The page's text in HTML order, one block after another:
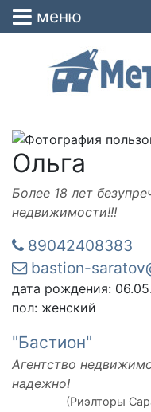
меню
Ольга
Более 18 лет
недвижимости!!!
89042408383
bastion-
дата рождения:
пол: женский
"Бастион"
Агентство
надежно!
(Риэлторы